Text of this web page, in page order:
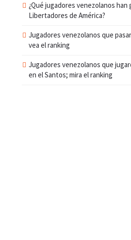
¿Qué jugadores venezolanos han
Libertadores de América?
Jugadores venezolanos que
vea el ranking
Jugadores venezolanos que
en el Santos; mira el ranking